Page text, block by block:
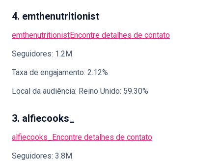
4. emthenutritionist
emthenutritionistEncontre detalhes de contato
Seguidores: 1.2M
Taxa de engajamento: 2.12%
Local da audiência: Reino Unido: 59.30%
3. alfiecooks_
alfiecooks_ Encontre detalhes de contato
Seguidores: 3.8M